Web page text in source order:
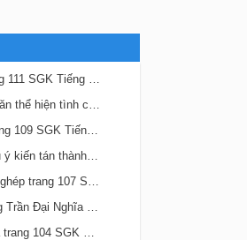
Bài 22 Đọc mở rộng trang 111 SGK Tiếng Việt 5 Kết nối tri thức tập 2
Bài 22 Luyện viết đoạn văn thể hiện tình cảm, cảm xúc về một sự việc trang 111 SGK Tiếng Việt 5 Kết nối tri thức tập 2
Bài 22 Bộ đội về làng trang 109 SGK Tiếng Việt 5 Kết nối tri thức tập 2
Bài 21 Viết đoạn văn nêu ý kiến tán thành một sự việc, hiện tượng (Bài viết số 2) trang 108 SGK Tiếng Việt 5 Kết nối tri thức tập 2
Bài 21 Luyện tập về câu ghép trang 107 SGK Tiếng Việt 5 Kết nối tri thức tập 2
Bài 21 Anh hùng lao động Trần Đại Nghĩa trang 106 SGK Tiếng Việt 5 Kết nối tri thức tập 2
Bài 20 Đền ơn đáp nghĩa trang 104 SGK Tiếng Việt 5 Kết nối tri thức tập 2